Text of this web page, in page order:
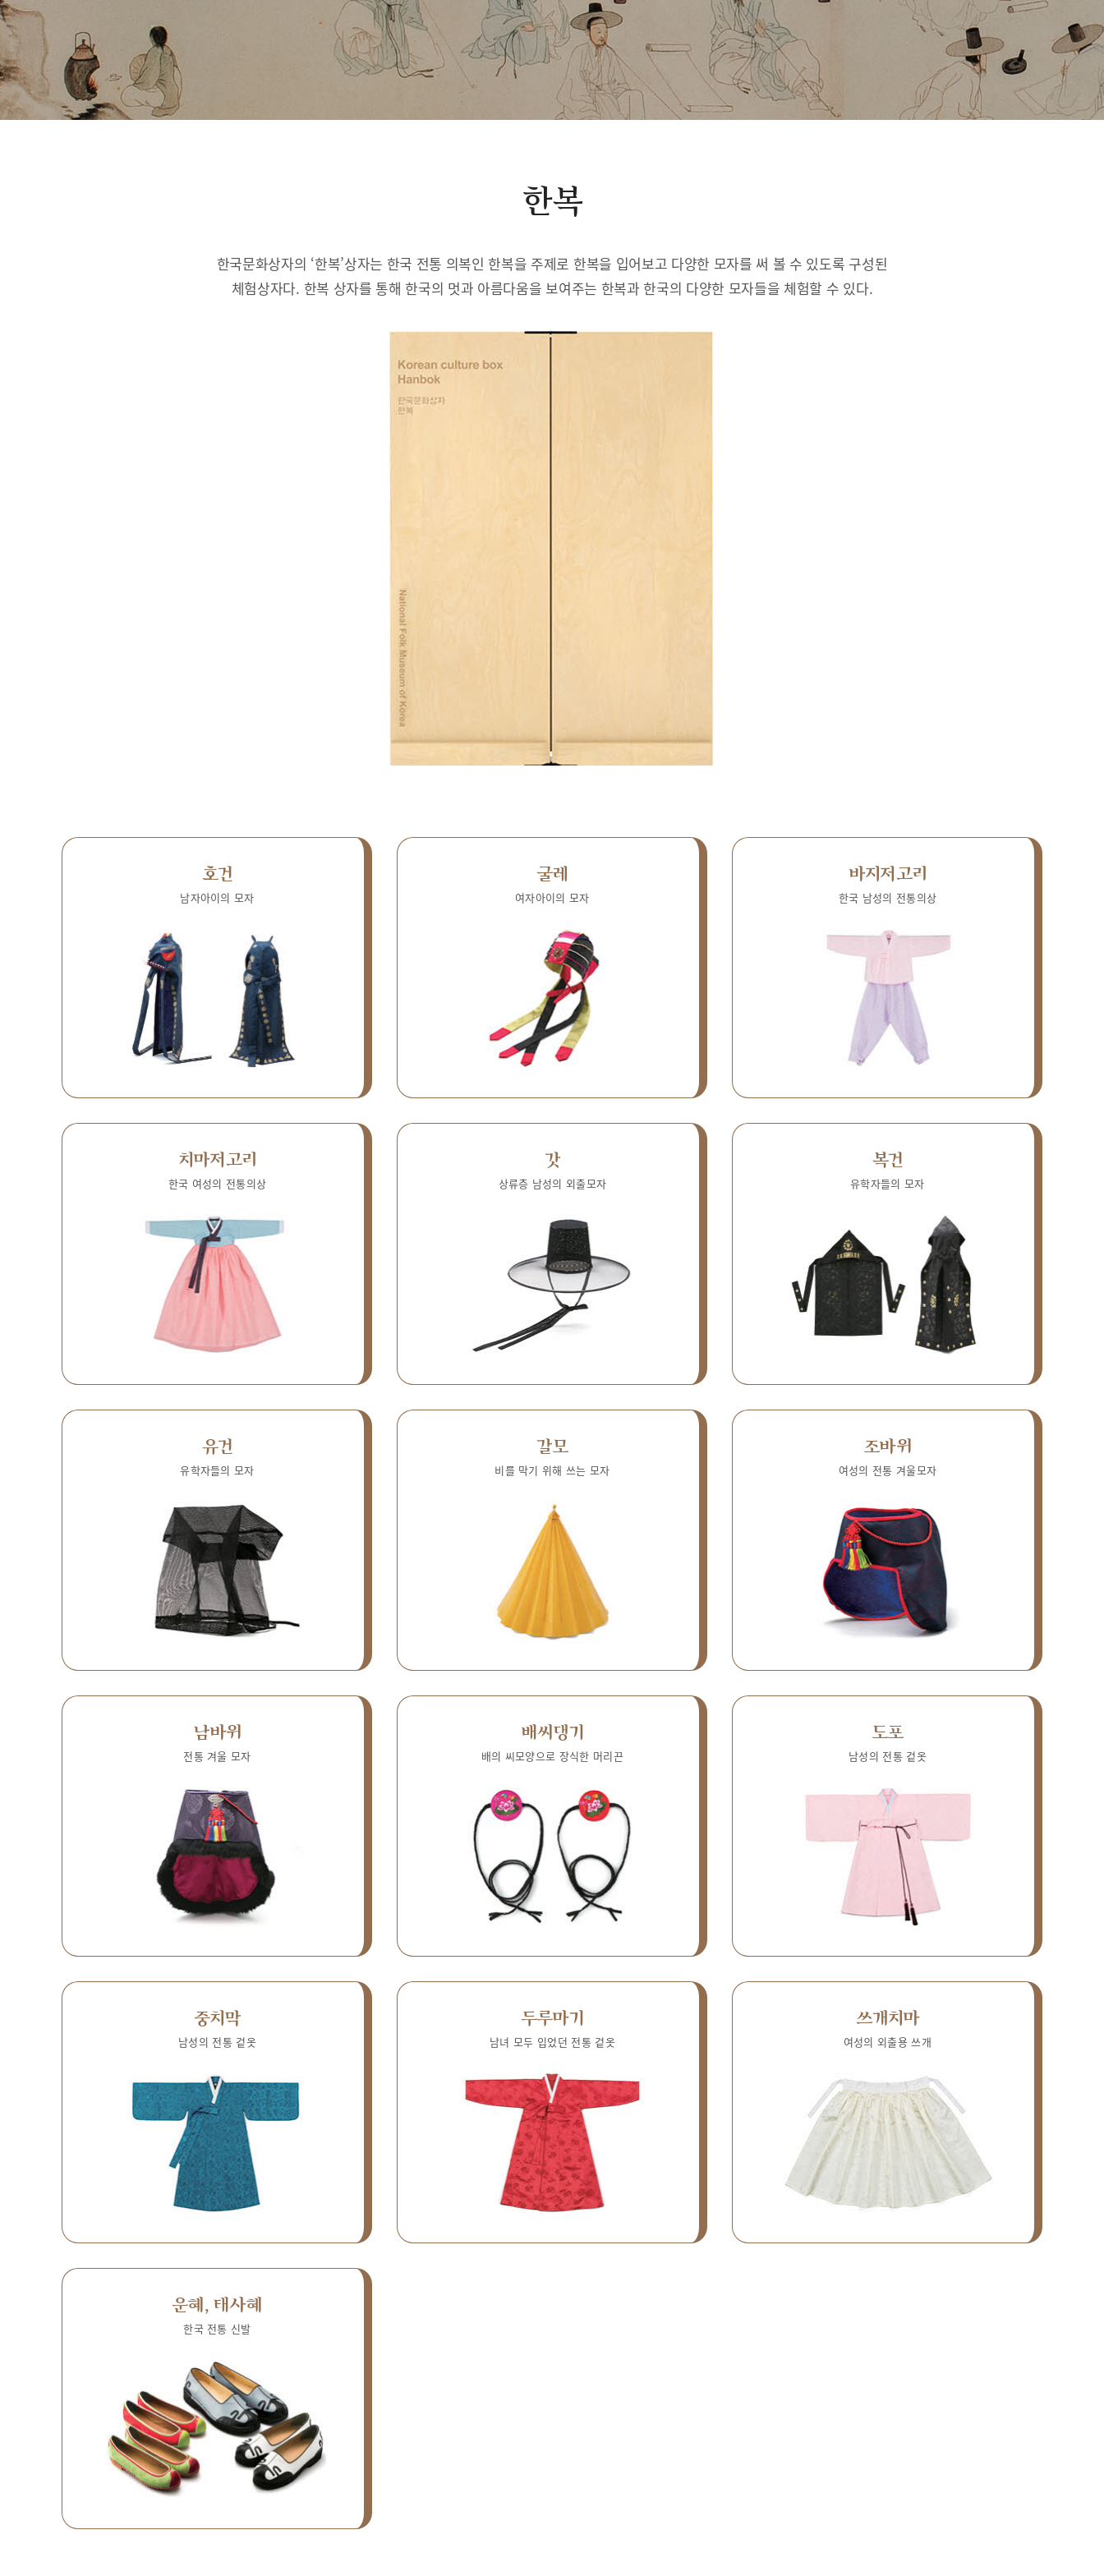
한복
한국문화상자의 ‘한복’상자는 한국 전통 의복인 한복을 주제로 한복을 입어보고 다양한 모자를 써 볼 수 있도록 구성된
체험상자다. 한복 상자를 통해 한국의 멋과 아름다움을 보여주는 한복과 한국의 다양한 모자들을 체험할 수 있다.
호건
남자아이의 모자
굴레
여자아이의 모자
바지저고리
한국 남성의 전통의상
치마저고리
한국 여성의 전통의상
갓
상류층 남성의 외출모자
복건
유학자들의 모자
유건
유학자들의 모자
갈모
비를 막기 위해 쓰는 모자
조바위
여성의 전통 겨울모자
남바위
전통 겨울 모자
배씨댕기
배의 씨모양으로 장식한 머리끈
도포
남성의 전통 겉옷
중치막
남성의 전통 겉옷
두루마기
남녀 모두 입었던 전통 겉옷
쓰개치마
여성의 외출용 쓰개
운혜, 태사혜
한국 전통 신발